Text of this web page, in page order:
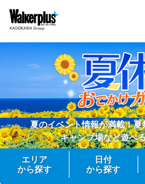
夏のイベント情報が満載！
キャンプ場など遊べ
エリア
から探す
日付
から探す